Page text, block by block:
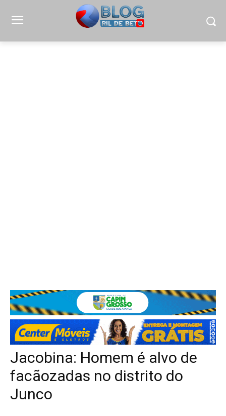
Jacobina: Homem é alvo de
facãozadas no distrito do
Junco